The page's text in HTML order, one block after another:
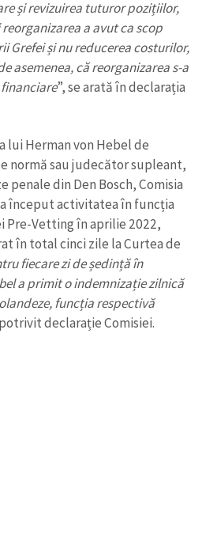
și revizuirea tuturor pozițiilor,
reorganizarea a avut ca scop
Grefei și nu reducerea costurilor,
asemenea, că reorganizarea s-a
”, se arată în declarația
Herman von Hebel de
normă sau judecător supleant,
penale din Den Bosch, Comisia
început activitatea în funcția
Pre-Vetting în aprilie 2022,
în total cinci zile la Curtea de
fiecare zi de ședință în
a primit o indemnizație zilnică
funcția respectivă
declarație Comisiei.